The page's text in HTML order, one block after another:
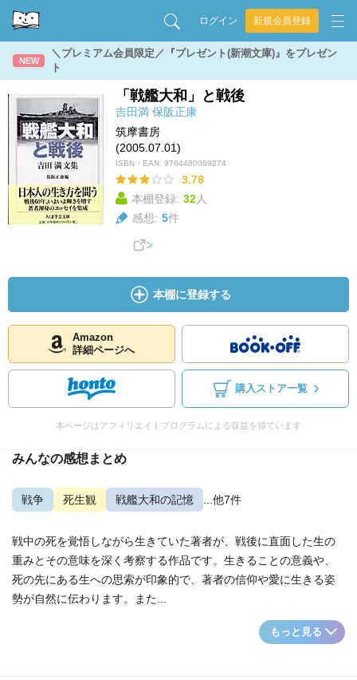
ログイン 新規会員登録
NEW
＼プレミアム会員限定／『プレゼント(新潮文庫)』をプレゼン
ト
「戦艦大和」と戦後
吉田満 保阪正康
筑摩書房
(2005.07.01)
ISBN・EAN: 9784480089274
3.78
本棚登録: 32人
感想: 5件
本棚に登録する
Amazon
詳細ページへ
購入ストア一覧
本ページはアフィリエイトプログラムによる収益を得ています
みんなの感想まとめ
戦争 死生観 戦艦大和の記憶 ...他7件
戦中の死を覚悟しながら生きていた著者が、戦後に直面した生の
重みとその意味を深く考察する作品です。生きることの意義や、
死の先にある生への思索が印象的で、著者の信仰や愛に生きる姿
勢が自然に伝わります。また...
もっと見る